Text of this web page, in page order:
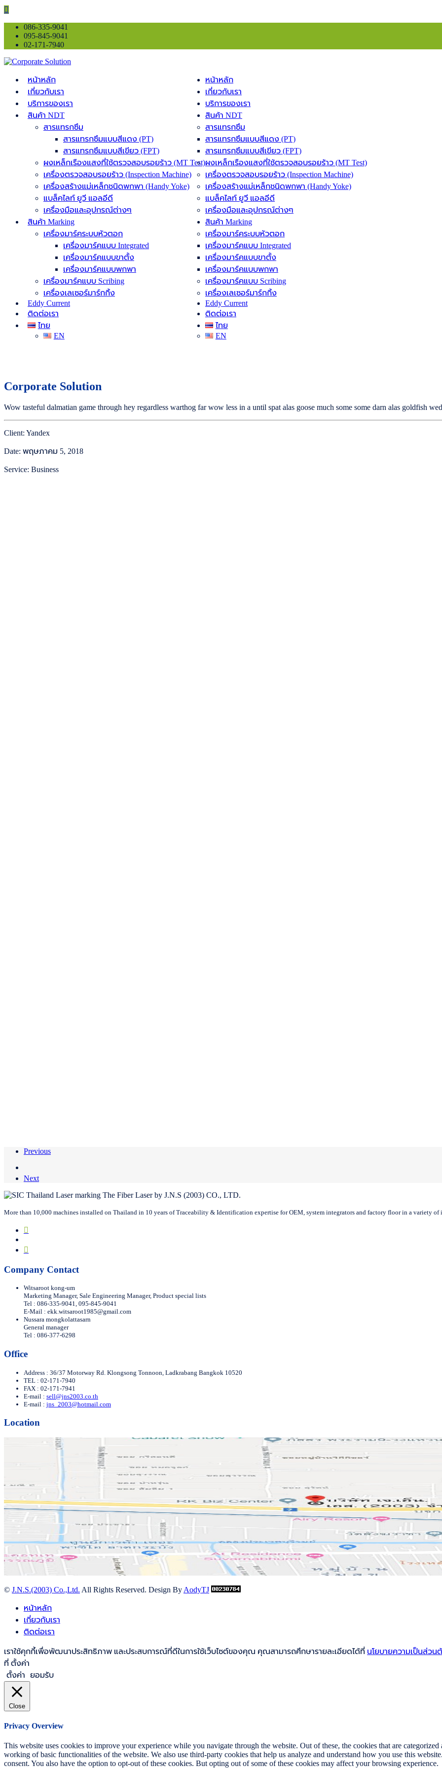
086-335-9041
095-845-9041
02-171-7940
หน้าหลัก
เกี่ยวกับเรา
บริการของเรา
สินค้า NDT
สารแทรกซึม
สารแทรกซึมแบบสีแดง (PT)
สารแทรกซึมแบบสีเขียว (FPT)
ผงเหล็กเรืองแสงที่ใช้ตรวจสอบรอยร้าว (MT Test)
เครื่องตรวจสอบรอยร้าว (Inspection Machine)
เครื่องสร้างแม่เหล็กชนิดพกพา (Handy Yoke)
แบล็คไลท์ ยูวี แอลอีดี
เครื่องมือและอุปกรณ์ต่างๆ
สินค้า Marking
เครื่องมาร์คระบบหัวตอก
เครื่องมาร์คแบบ Integrated
เครื่องมาร์คแบบขาตั้ง
เครื่องมาร์คแบบพกพา
เครื่องมาร์คแบบ Scribing
เครื่องเลเซอร์มาร์กกิ้ง
Eddy Current
ติดต่อเรา
ไทย
EN
หน้าหลัก
เกี่ยวกับเรา
บริการของเรา
สินค้า NDT
สารแทรกซึม
สารแทรกซึมแบบสีแดง (PT)
สารแทรกซึมแบบสีเขียว (FPT)
ผงเหล็กเรืองแสงที่ใช้ตรวจสอบรอยร้าว (MT Test)
เครื่องตรวจสอบรอยร้าว (Inspection Machine)
เครื่องสร้างแม่เหล็กชนิดพกพา (Handy Yoke)
แบล็คไลท์ ยูวี แอลอีดี
เครื่องมือและอุปกรณ์ต่างๆ
สินค้า Marking
เครื่องมาร์คระบบหัวตอก
เครื่องมาร์คแบบ Integrated
เครื่องมาร์คแบบขาตั้ง
เครื่องมาร์คแบบพกพา
เครื่องมาร์คแบบ Scribing
เครื่องเลเซอร์มาร์กกิ้ง
Eddy Current
ติดต่อเรา
ไทย
EN
Corporate Solution
Wow tasteful dalmatian game through hey regardless warthog far wow less in a until spat alas goose much some some darn alas goldfish
Client: Yandex
Date: พฤษภาคม 5, 2018
Service: Business
Previous
Next
More than 10,000 machines installed on Thailand in 10 years of Traceability & Identification expertise for OEM, system integrators and factory floor in a variety of
Company Contact
Witsaroot kong-um
Marketing Manager, Sale Engineering Manager, Product special lists
Tel : 086-335-9041, 095-845-9041
E-Mail : ekk.witsaroot1985@gmail.com
Nussara mongkolattasarn
General manager
Tel : 086-377-6298
Office
Address : 36/37 Motorway Rd. Klongsong Tonnoon, Ladkrabang Bangkok 10520
TEL : 02-171-7940
FAX : 02-171-7941
E-mail : sell@jns2003.co.th
E-mail : jns_2003@hotmail.com
Location
© J.N.S.(2003) Co.,Ltd. All Rights Reserved. Design By AodyTJ
หน้าหลัก
เกี่ยวกับเรา
ติดต่อเรา
เราใช้คุกกี้เพื่อพัฒนาประสิทธิภาพ และประสบการณ์ที่ดีในการใช้เว็บไซต์ของคุณ คุณสามารถศึกษารายละเอียดได้ที่ นโยบายความเป็นส่วน
ที่ ตั้งค่า
ตั้งค่า
ยอมรับ
Close
Privacy Overview
This website uses cookies to improve your experience while you navigate through the website. Out of these, the cookies that are categorized
working of basic functionalities of the website. We also use third-party cookies that help us analyze and understand how you use this
consent. You also have the option to opt-out of these cookies. But opting out of some of these cookies may affect your browsing experience.